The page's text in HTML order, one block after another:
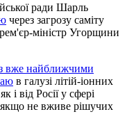
ради Шарль
через загрозу саміту
міністр Угорщини
вже найближчими
в галузі літій-іонних
і від Росії у сфері
якщо не вживе рішучих